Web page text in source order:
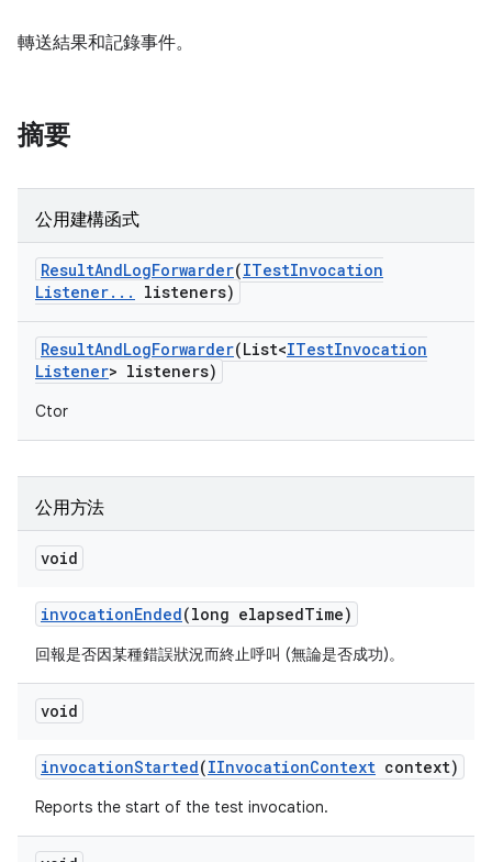
轉送結果和記錄事件。
摘要
公用建構函式
ResultAndLogForwarder(ITestInvocation
Listener. . . listeners)
ResultAndLogForwarder(List<ITestInvocation
Listener> listeners)
Ctor
公用方法
void
invocationEnded(long elapsedTime)
回報是否因某種錯誤狀況而終止呼叫 (無論是否成功)。
void
invocationStarted(IInvocationContext context)
Reports the start of the test invocation.